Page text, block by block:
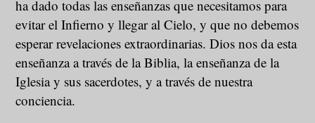
ha dado todas las enseñanzas que necesitamos para
evitar el Infierno y llegar al Cielo, y que no debemos
esperar revelaciones extraordinarias. Dios nos da esta
enseñanza a través de la Biblia, la enseñanza de la
Iglesia y sus sacerdotes, y a través de nuestra
conciencia.